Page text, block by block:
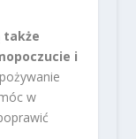
także
i
w